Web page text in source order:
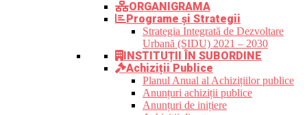
ORGANIGRAMA
Programe și Strategii
Strategia Integrată de Dezvoltare
Urbană (SIDU) 2021 – 2030
INSTITUȚII ÎN SUBORDINE
Achiziții Publice
Planul Anual al Achizițiilor publice
Anunțuri achiziții publice
Anunțuri de inițiere